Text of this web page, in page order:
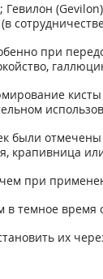
Гевилон
при
были
крапивница
при
темное
их